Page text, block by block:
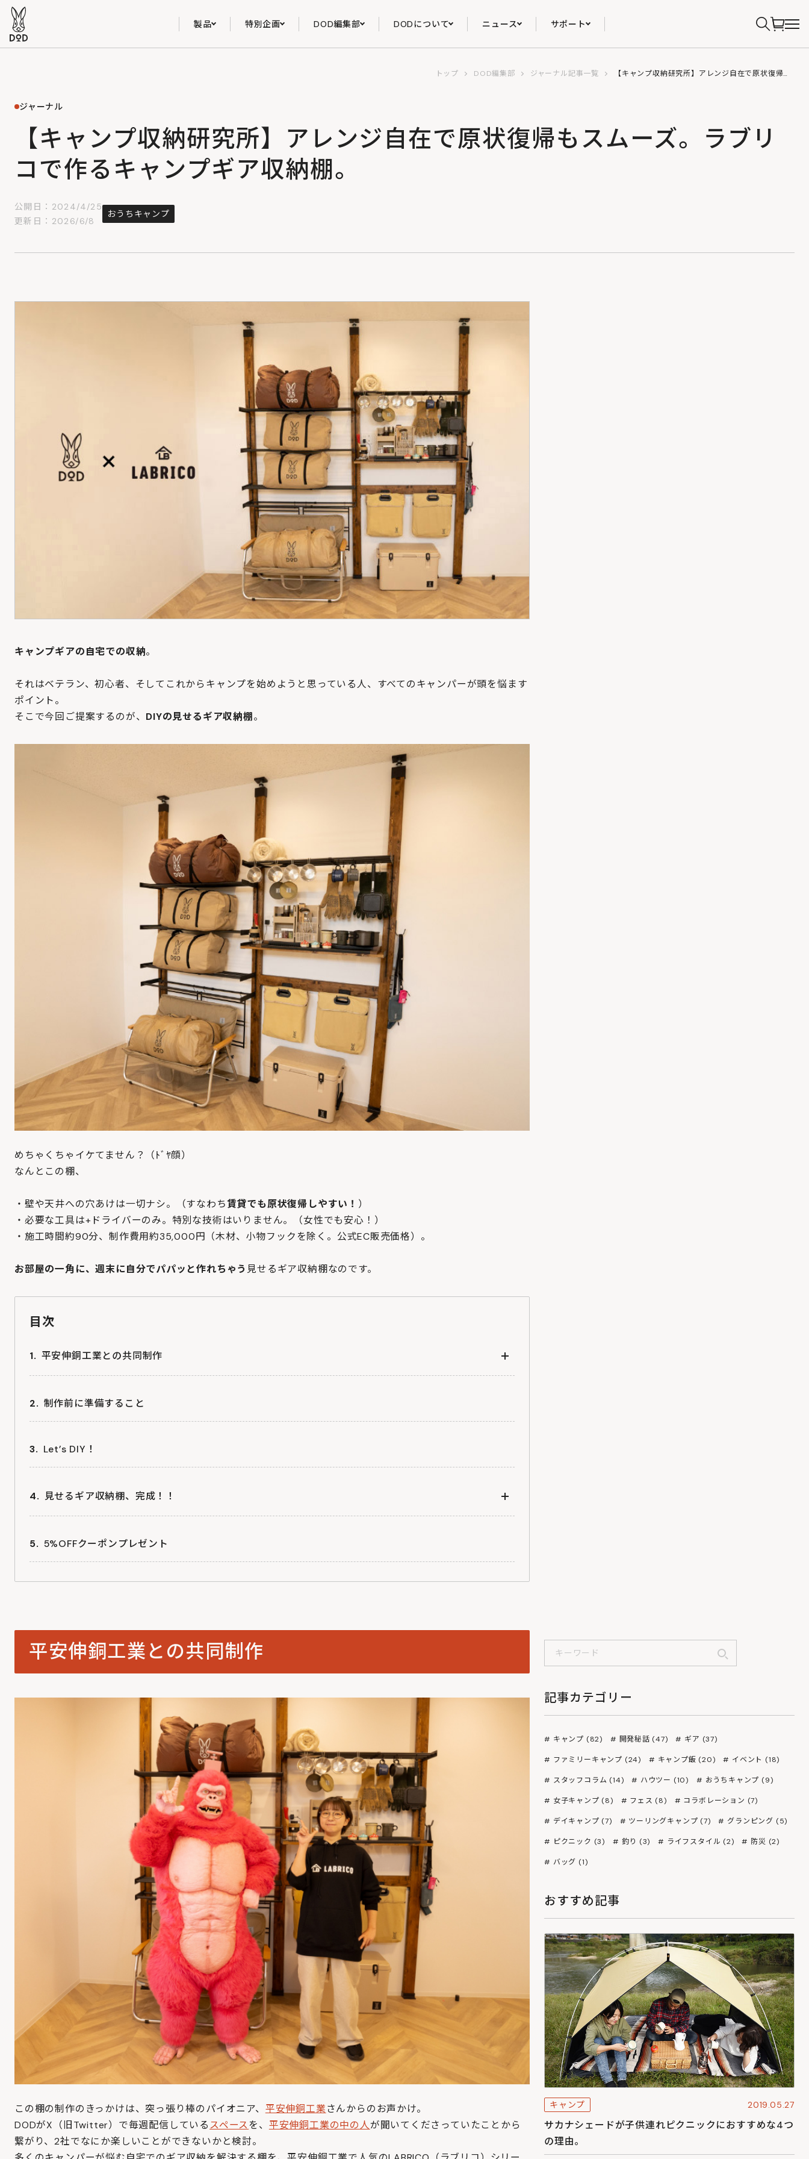
製品 特別企画 DOD編集部 DODについて ニュース サポート
トップ DOD編集部 ジャーナル記事一覧 【キャンプ収納研究所】アレンジ自在で原状復帰もスムーズ。ラブリコで作るキャンプギア収納棚。
ジャーナル
【キャンプ収納研究所】アレンジ自在で原状復帰もスムーズ。ラブリ
コで作るキャンプギア収納棚。
公開日：2024/4/25
更新日：2026/6/8
おうちキャンプ
キャンプギアの自宅での収納。
それはベテラン、初心者、そしてこれからキャンプを始めようと思っている人、すべてのキャンパーが頭を悩ます
ポイント。
そこで今回ご提案するのが、 DIYの見せるギア収納棚。
めちゃくちゃイケてません？（ﾄﾞﾔ顔）
なんとこの棚、
・壁や天井への穴あけは一切ナシ。（すなわち賃貸でも原状復帰しやすい！ ）
・必要な工具は+ドライバーのみ。特別な技術はいりません。（女性でも安心！）
・施工時間約90分、制作費用約35,000円（木材、小物フックを除く。公式EC販売価格）。
お部屋の一角に、週末に自分でパパッと作れちゃう 見せるギア収納棚なのです。
目次
平安伸銅工業との共同制作
制作前に準備すること
Let’s DIY！
見せるギア収納棚、完成！！
モノが増えても大丈夫
5%OFFクーポンプレゼント
平安伸銅工業との共同制作
この棚の制作のきっかけは、突っ張り棒のパイオニア、 平安伸銅工業さんからのお声かけ。
DODがX（旧Twitter）で毎週配信しているスペースを、 平安伸銅工業の中の人が聞いてくださっていたことから
繋がり、2社でなにか楽しいことができないかと検討。
記事カテゴリー
キャンプ (82) 開発秘話 (47) ギア (37)
ファミリーキャンプ (24) キャンプ飯 (20) イベント (18)
スタッフコラム (14) ハウツー (10) おうちキャンプ (9)
女子キャンプ (8) フェス (8) コラボレーション (7)
デイキャンプ (7) ツーリングキャンプ (7) グランピング (5)
ピクニック (3) 釣り (3) ライフスタイル (2) 防災 (2)
バッグ (1)
おすすめ記事
キャンプ 2019.05.27
サカナシェードが子供連れピクニックにおすすめな4つ
の理由。